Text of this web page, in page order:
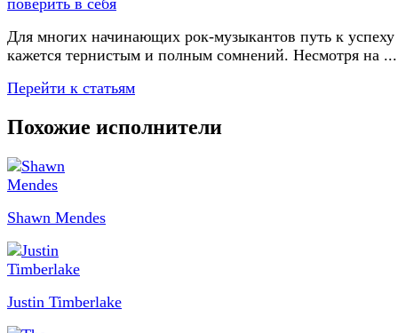
Для многих начинающих рок-музыкантов путь к успеху
кажется тернистым и полным сомнений. Несмотря на ...
Перейти к статьям
Похожие исполнители
Shawn Mendes
Justin Timberlake